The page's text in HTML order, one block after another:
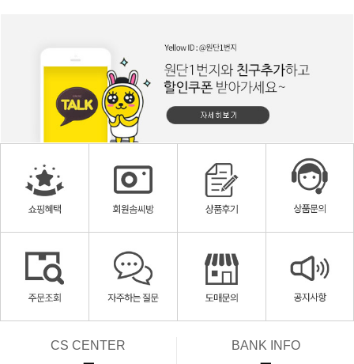
CS CENTER
ㅡ
BANK INFO
ㅡ